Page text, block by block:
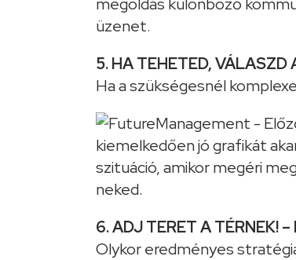
üzenet.
5. HA TEHETED, VÁLASZD
Ha a szükségesnél
6. ADJ TERET A TÉRNEK!
Olykor eredményes